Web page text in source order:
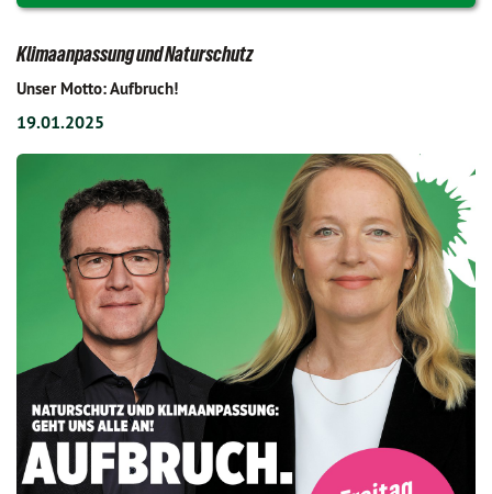
Klimaanpassung und Naturschutz
Unser Motto: Aufbruch!
19.01.2025